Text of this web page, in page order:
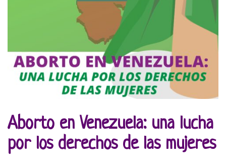
Aborto en Venezuela: una lucha
por los derechos de las mujeres